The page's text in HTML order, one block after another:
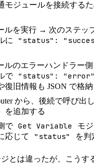
モジュールを接続する
ルを実行 → 次のステッ
に "status":
ルのエラーハンドラー
で "status": "error"
復旧情報も JSON で格納
から、後続で呼び出
を追加する
で Get Variable
モ
応じて
"status" を判
とは違ったが、こうす